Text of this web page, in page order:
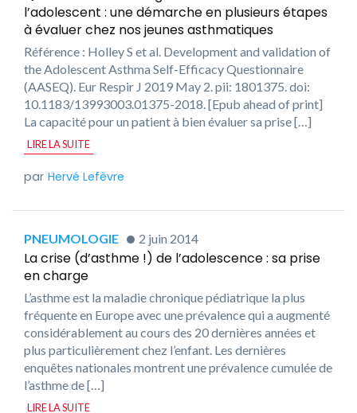
l’adolescent : une démarche en plusieurs étapes
à évaluer chez nos jeunes asthmatiques
Référence : Holley S et al. Development and validation of
the Adolescent Asthma Self-Efficacy Questionnaire
(AASEQ). Eur Respir J 2019 May 2. pii: 1801375. doi:
10.1183/13993003.01375-2018. [Epub ahead of print]
La capacité pour un patient à bien évaluer sa prise […]
LIRE LA SUITE
Hervé Lefèvre
PNEUMOLOGIE 2 juin 2014
La crise (d’asthme !) de l’adolescence : sa prise
en charge
L’asthme est la maladie chronique pédiatrique la plus
fréquente en Europe avec une prévalence qui a augmenté
considérablement au cours des 20 dernières années et
plus particulièrement chez l’enfant. Les dernières
enquêtes nationales montrent une prévalence cumulée de
l’asthme de […]
LIRE LA SUITE